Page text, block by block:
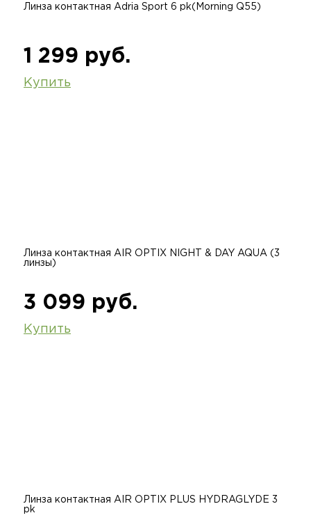
Линза контактная Adria Sport 6 pk(Morning Q55)
1 299 руб.
Купить
Линза контактная AIR OPTIX NIGHT & DAY AQUA (3
линзы)
3 099 руб.
Купить
Линза контактная AIR OPTIX PLUS HYDRAGLYDE 3
pk